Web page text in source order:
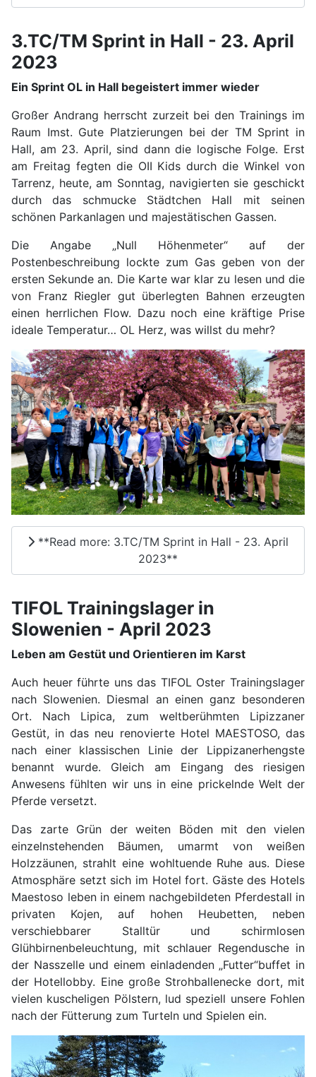
3.TC/TM Sprint in Hall - 23. April
2023
Ein Sprint OL in Hall begeistert immer wieder
Großer Andrang herrscht zurzeit bei den Trainings im
Raum Imst. Gute Platzierungen bei der TM Sprint in
Hall, am 23. April, sind dann die logische Folge. Erst
am Freitag fegten die OII Kids durch die Winkel von
Tarrenz, heute, am Sonntag, navigierten sie geschickt
durch das schmucke Städtchen Hall mit seinen
schönen Parkanlagen und majestätischen Gassen.
Die Angabe „Null Höhenmeter“ auf der
Postenbeschreibung lockte zum Gas geben von der
ersten Sekunde an. Die Karte war klar zu lesen und die
von Franz Riegler gut überlegten Bahnen erzeugten
einen herrlichen Flow. Dazu noch eine kräftige Prise
ideale Temperatur… OL Herz, was willst du mehr?
**Read more: 3.TC/TM Sprint in Hall - 23. April
2023**
TIFOL Trainingslager in
Slowenien - April 2023
Leben am Gestüt und Orientieren im Karst
Auch heuer führte uns das TIFOL Oster Trainingslager
nach Slowenien. Diesmal an einen ganz besonderen
Ort. Nach Lipica, zum weltberühmten Lipizzaner
Gestüt, in das neu renovierte Hotel MAESTOSO, das
nach einer klassischen Linie der Lippizanerhengste
benannt wurde. Gleich am Eingang des riesigen
Anwesens fühlten wir uns in eine prickelnde Welt der
Pferde versetzt.
Das zarte Grün der weiten Böden mit den vielen
einzelnstehenden Bäumen, umarmt von weißen
Holzzäunen, strahlt eine wohltuende Ruhe aus. Diese
Atmosphäre setzt sich im Hotel fort. Gäste des Hotels
Maestoso leben in einem nachgebildeten Pferdestall in
privaten Kojen, auf hohen Heubetten, neben
verschiebbarer Stalltür und schirmlosen
Glühbirnenbeleuchtung, mit schlauer Regendusche in
der Nasszelle und einem einladenden „Futter“buffet in
der Hotellobby. Eine große Strohballenecke dort, mit
vielen kuscheligen Pölstern, lud speziell unsere Fohlen
nach der Fütterung zum Turteln und Spielen ein.